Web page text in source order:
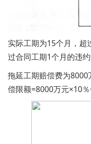
实际工期为15个月，超
过合同工期1个月的违约
拖延工期赔偿费为
偿限额=8000万元×10％